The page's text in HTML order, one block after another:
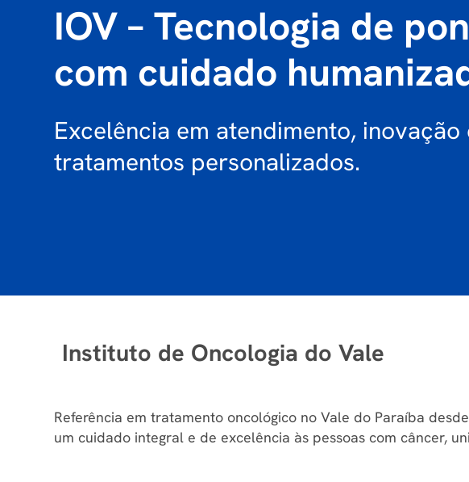
IOV – Tecnologia de
com cuidado
Excelência em atendimento, inovação
tratamentos personalizados.
Instituto de Oncologia do Vale
Referência em tratamento oncológico no Vale do Paraíba
um cuidado integral e de excelência às pessoas com câncer,